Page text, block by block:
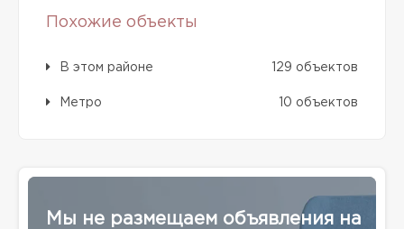
Похожие объекты
В этом районе 129 объектов
Метро 10 объектов
Мы не размещаем объявления на